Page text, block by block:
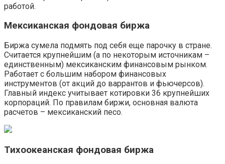
работой.
Мексиканская фондовая биржа
Биржа сумела подмять под себя еще парочку в стране.
Считается крупнейшим (а по некоторым источникам –
единственным) мексиканским финансовым рынком.
Работает с большим набором финансовых
инструментов (от акций до варрантов и фьючерсов).
Главный индекс учитывает котировки 36 крупнейших
корпораций. По правилам биржи, основная валюта
расчетов – мексиканский песо.
Тихоокеанская фондовая биржа